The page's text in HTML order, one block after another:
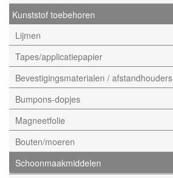
Kunststof toebehoren
Lijmen
Tapes/applicatiepapier
Bevestigingsmaterialen / afstandhouders
Bumpons-dopjes
Magneetfolie
Bouten/moeren
Schoonmaakmiddelen